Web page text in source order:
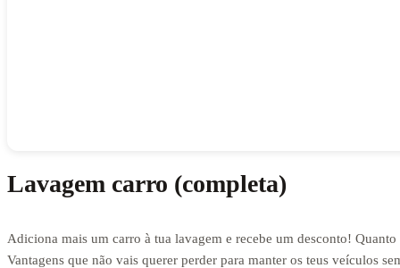
Lavagem carro (completa)
Adiciona mais um carro à tua lavagem e recebe um desconto!
Vantagens que não vais querer perder para manter os teus veículos